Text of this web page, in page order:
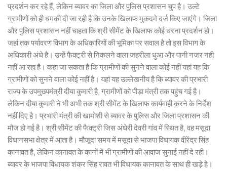
प्रदर्शन कर रहे हैं, लेकिन ब्यावर का जिला और पुलिस प्रशासन चुप है। उल्टे
ग्रामीणों को ही धमकी दी जा रही है कि उनके खिलाफ मुकदमे दर्ज किए जाएंगे। जिला
और पुलिस प्रशासन नहीं चाहता कि श्री सीमेंट के खिलाफ कोई धरना प्रदर्शन हो।
जहां तक पर्यावरण विभाग के अधिकारियों की भूमिका पर सवाल है तो इस विभाग के
अधिकारी अंधे है। उन्हें फैक्ट्री से निकलने वाला जहरीला धुआ और पानी नजर नही
नहीं आ रहा है। कहा जा सकता है कि ग्रामीणों की सुनने वाला कोई नहीं यहां यह कि
ग्रामीणों को सुनने वाला कोई नहीं है। यहां यह उल्लेखनीय है कि ब्यावर की प्रभारी
राज्य के उपमुख्यमंत्री दीया कुमारी है, ग्रामीणों को पीड़ा मंत्री तक पहुंच गई है।
लेकिन दीया कुमारी ने भी अभी तक श्री सीमेंट के खिलाफ कार्यवाही करने के निर्देश
नहीं दिए है। प्रभारी मंत्री की खामोशी से ब्यावर के पुलिस और जिला प्रशासन की
मौज हो गई है। श्री सीमेंट की फैक्ट्री जिस अंधेरी देवरी गांव में स्थित है, वह मसूदा
विधानसभा क्षेत्र में आता है। मौजूदा समय में मसूदा से भाजपा विधायक वीरेंद्र सिंह
कानावत है, लेकिन कानावत के कानों में भी ग्रामीणों की आवाज सुनाई नहीं दे रही।
ब्यावर के भाजपा विधायक शंकर सिंह रावत भी विधायक कानावत के साथ ही खड़े हे।